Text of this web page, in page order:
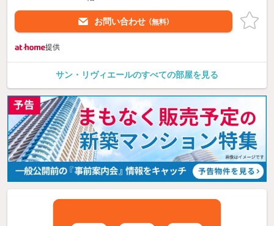
お問い合わせ （無料）
提供
サン・リヴィエールのすべての部屋を見る